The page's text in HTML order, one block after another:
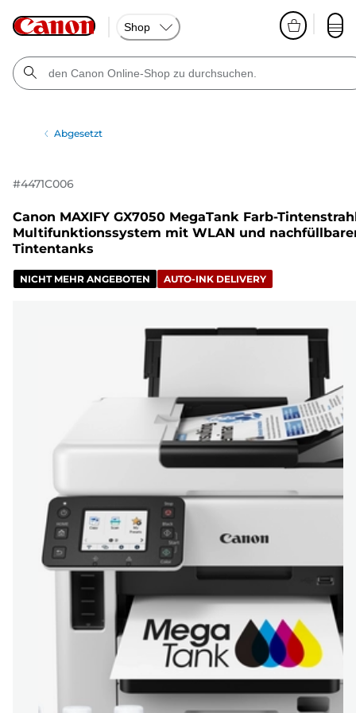
Shop
Abgesetzt
#4471C006
Canon MAXIFY GX7050 MegaTank Farb-
Multifunktionssystem mit WLAN und
Tintentanks
NICHT MEHR ANGEBOTEN AUTO-INK DELIVERY